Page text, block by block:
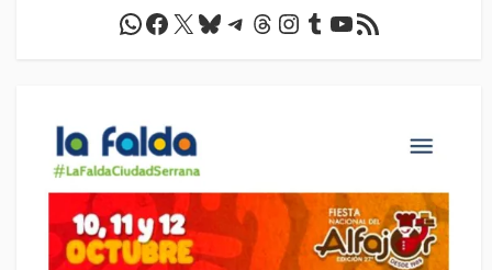
WhatsApp
Facebook
X Bluesky
Telegram
Threads
Instagram
Tumblr
YouTube
Feed RSS